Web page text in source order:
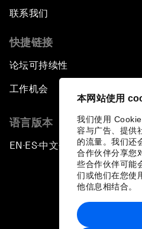
本网站使用
我们使用
容与广告、提供
的流量。我们还
合作伙伴分享您
些合作伙伴可能
们或他们在您使
他信息相结合。
联系我们
快捷链接
论坛可持续性
工作机会
语言版本
EN ▪ ES▪中文▪ 日本語